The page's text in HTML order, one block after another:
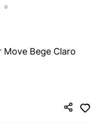
Move Bege Claro